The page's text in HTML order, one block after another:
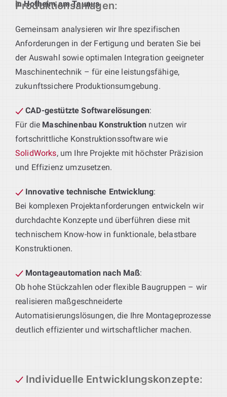
in Hofheim am Taunus.
Produktionsanlagen:
Gemeinsam analysieren wir Ihre spezifischen
Anforderungen in der Fertigung und beraten Sie bei
der Auswahl sowie optimalen Integration geeigneter
Maschinentechnik – für eine leistungsfähige,
zukunftssichere Produktionsumgebung.
CAD-gestützte Softwarelösungen:
Für die Maschinenbau Konstruktion nutzen wir
fortschrittliche Konstruktionssoftware wie
SolidWorks, um Ihre Projekte mit höchster Präzision
und Effizienz umzusetzen.
Innovative technische Entwicklung:
Bei komplexen Projektanforderungen entwickeln wir
durchdachte Konzepte und überführen diese mit
technischem Know-how in funktionale, belastbare
Konstruktionen.
Montageautomation nach Maß:
Ob hohe Stückzahlen oder flexible Baugruppen – wir
realisieren maßgeschneiderte
Automatisierungslösungen, die Ihre Montageprozesse
deutlich effizienter und wirtschaftlicher machen.
Individuelle Entwicklungskonzepte: